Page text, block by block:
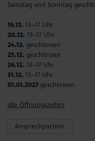
Samstag und Sonntag
19.12. 13–17 Uhr
20.12. 13–17 Uhr
24.12. geschlossen
25.12. geschlossen
26.12. 13–17 Uhr
31.12. 13–17 Uhr
01.01.2027 geschlossen
alle Öffnungszeiten
Ansprechpartner